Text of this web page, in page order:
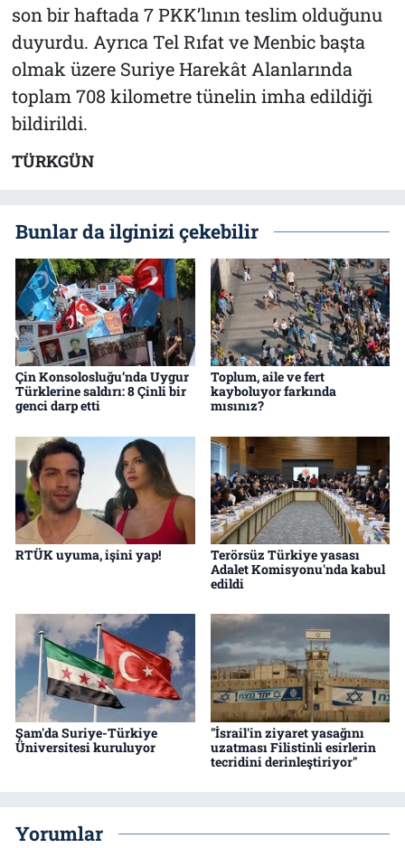
son bir haftada 7 PKK’lının teslim olduğunu
duyurdu. Ayrıca Tel Rıfat ve Menbic başta
olmak üzere Suriye Harekât Alanlarında
toplam 708 kilometre tünelin imha edildiği
bildirildi.
TÜRKGÜN
Bunlar da ilginizi çekebilir
Çin Konsolosluğu’nda Uygur
Türklerine saldırı: 8 Çinli bir
genci darp etti
Toplum, aile ve fert
kayboluyor farkında
mısınız?
RTÜK uyuma, işini yap!
Terörsüz Türkiye yasası
Adalet Komisyonu'nda kabul
edildi
Şam'da Suriye-Türkiye
Üniversitesi kuruluyor
"İsrail'in ziyaret yasağını
uzatması Filistinli esirlerin
tecridini derinleştiriyor"
Yorumlar